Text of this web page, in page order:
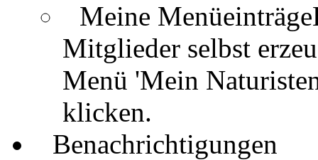
Meine Menüeinträge
Mitglieder selbst
Menü 'Mein
klicken.
Benachrichtigungen